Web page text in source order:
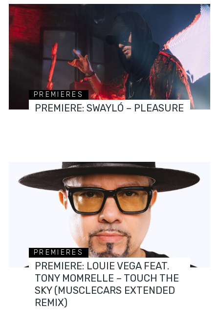
PREMIERES
PREMIERE: SWAYLÓ – PLEASURE
PREMIERES
PREMIERE: LOUIE VEGA FEAT.
TONY MOMRELLE – TOUCH THE
SKY (MUSCLECARS EXTENDED
REMIX)